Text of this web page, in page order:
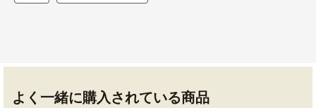
よく一緒に購入されている商品